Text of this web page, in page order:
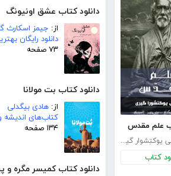
دانلود کتاب عشق اونیونگ
از: جیمز اسکارث
دانلود رایگان
۷۳ صفحه
دانلود کتاب بت مولانا
از: هادی بیگدلی
کتاب‌های
۱۳۴ صفحه
دانلود کتاب کمیسر مگره و
علم مقدس
سری سوآمی یوکتِشوار گیری
کتاب